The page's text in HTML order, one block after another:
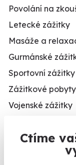
Ctíme
Povolání na
Letecké zážitky
Masáže a
Gurmánské
Sportovní zážitky
Zážitkové pobyty
Vojenské zážitky
Únikové hry
Zážitky ve